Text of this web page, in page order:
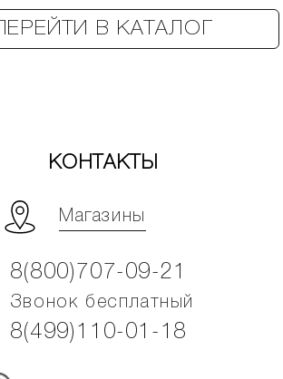
ПЕРЕЙТИ В КАТАЛОГ
КОНТАКТЫ
Магазины
8(800)707-09-21
Звонок бесплатный
8(499)110-01-18